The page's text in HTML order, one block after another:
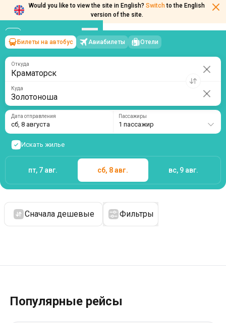
Would you like to view the site in English? Switch to the English
version of the site.
Краматорск→Золотоноша
сб, 8 августа/1 пассажир
Билеты на автобус Авиабилеты Отели
Откуда
Куда
Дата отправления
сб, 8 августа
Пассажиры
1 пассажир
Искать жилье
пт, 7 авг. сб, 8 авг. вс, 9 авг.
Сначала дешевые Фильтры
Популярные рейсы